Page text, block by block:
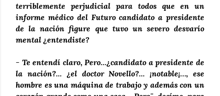
terriblemente perjudicial para todos que en un
informe médico del Futuro candidato a presidente
de la nación figure que tuvo un severo desvarío
mental ¿entendiste?
- Te entendí claro, Pero...¿candidato a presidente de
la nación?... ¿el doctor Novello?... ¡notable¡…, ese
hombre es una máquina de trabajo y además con un